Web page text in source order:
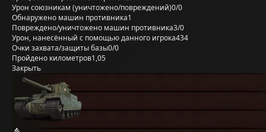
Урон союзникам (уничтожено/повреждений)0/0
Обнаружено машин противника1
Повреждено/уничтожено машин противника3/0
Урон, нанесённый с помощью данного игрока434
Очки захвата/защиты базы0/0
Пройдено километров1,05
Закрыть